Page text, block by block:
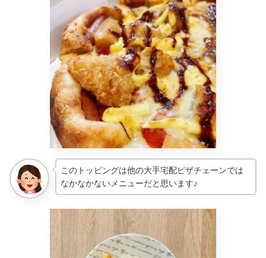
このトッピングは他の大手宅配ピザチェーンでは
なかなかないメニューだと思います♪